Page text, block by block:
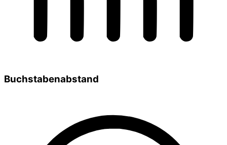
Buchstabenabstand